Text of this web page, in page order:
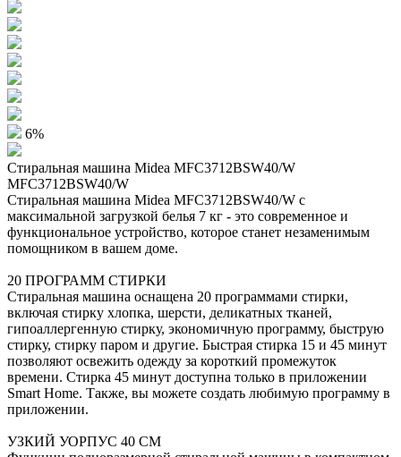
6%
Стиральная машина Midea MFC3712BSW40/W
MFC3712BSW40/W
Стиральная машина Midea MFC3712BSW40/W с
максимальной загрузкой белья 7 кг - это современное и
функциональное устройство, которое станет незаменимым
помощником в вашем доме.
20 ПРОГРАММ СТИРКИ
Стиральная машина оснащена 20 программами стирки,
включая стирку хлопка, шерсти, деликатных тканей,
гипоаллергенную стирку, экономичную программу, быструю
стирку, стирку паром и другие. Быстрая стирка 15 и 45 минут
позволяют освежить одежду за короткий промежуток
времени. Стирка 45 минут доступна только в приложении
Smart Home. Также, вы можете создать любимую программу в
приложении.
УЗКИЙ УОРПУС 40 СМ